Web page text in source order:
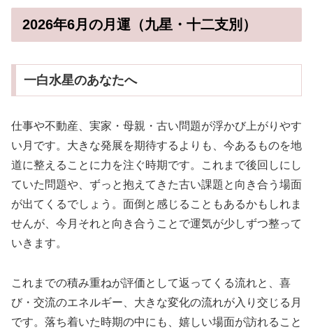
2026年6月の月運（九星・十二支別）
一白水星のあなたへ
仕事や不動産、実家・母親・古い問題が浮かび上がりやす
い月です。大きな発展を期待するよりも、今あるものを地
道に整えることに力を注ぐ時期です。これまで後回しにし
ていた問題や、ずっと抱えてきた古い課題と向き合う場面
が出てくるでしょう。面倒と感じることもあるかもしれま
せんが、今月それと向き合うことで運気が少しずつ整って
いきます。
これまでの積み重ねが評価として返ってくる流れと、喜
び・交流のエネルギー、大きな変化の流れが入り交じる月
です。落ち着いた時期の中にも、嬉しい場面が訪れること